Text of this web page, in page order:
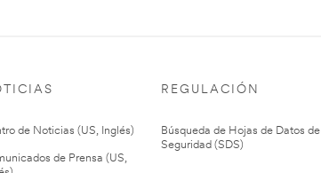
de Noticias (US, Inglés)
de Prensa (US,
REGULACIÓN
Búsqueda de Hojas de Datos de
Seguridad (SDS)